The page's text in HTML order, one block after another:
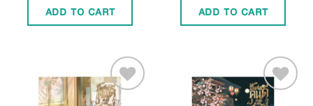
ADD TO CART ADD TO CART